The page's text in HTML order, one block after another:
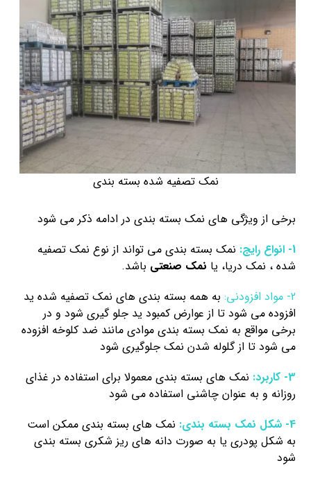
نمک تصفیه شده بسته بندی
برخی از ویژگی های نمک بسته بندی در ادامه ذکر می شود
1- انواع رایج:
نمک بسته بندی می تواند از نوع نمک تصفیه
شده ، نمک دریا، یا نمک صنعتی باشد.
2- مواد افزودنی:
به همه بسته بندی های نمک تصفیه شده ید
افزوده می شود تا از عوارض کمبود ید جلو گیری شود و در
برخی مواقع به نمک بسته بندی موادی مانند ضد کلوخه افزوده
می شود تا از گلوله شدن نمک جلوگیری شود
3- کاربرد:
نمک های بسته بندی معمولا برای استفاده در غذای
روزانه و به عنوان چاشنی استفاده می شود
4- شکل نمک بسته بندی:
نمک های بسته بندی ممکن است
به شکل پودری یا به صورت دانه های ریز شکری بسته بندی
شود